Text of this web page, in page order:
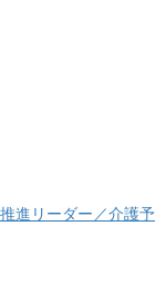
進リーダー／介護予